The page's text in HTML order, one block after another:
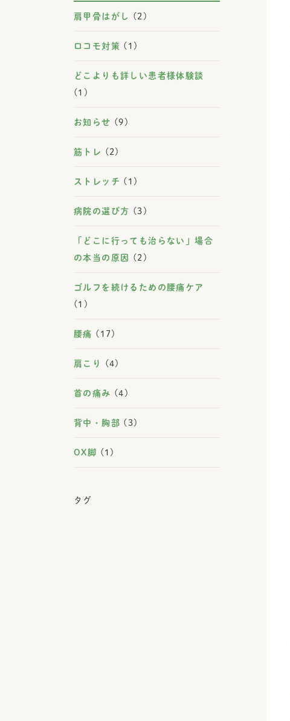
肩甲骨はがし (2)
ロコモ対策 (1)
どこよりも詳しい患者様体験談
(1)
お知らせ (9)
筋トレ (2)
ストレッチ (1)
病院の選び方 (3)
「どこに行っても治らない」場合
の本当の原因
(2)
ゴルフを続けるための腰痛ケア
(1)
腰痛 (17)
肩こり (4)
首の痛み (4)
背中・胸部 (3)
OX脚 (1)
タグ